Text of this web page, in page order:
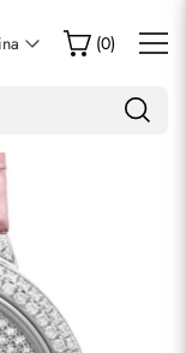
(0)
mohou napsat